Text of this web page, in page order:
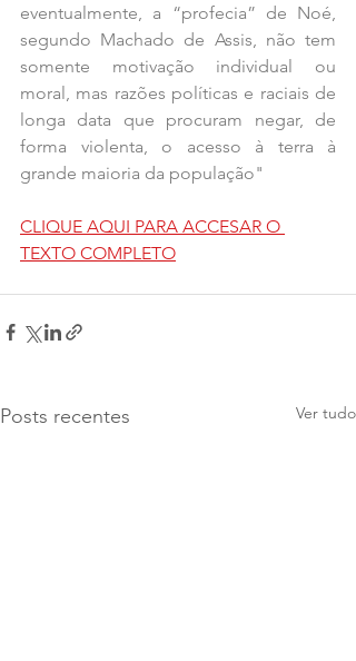
eventualmente, a “profecia” de Noé,
segundo Machado de Assis, não tem
somente motivação individual ou
moral, mas razões políticas e raciais de
longa data que procuram negar, de
forma violenta, o acesso à terra à
grande maioria da população"
CLIQUE AQUI PARA ACCESAR O
TEXTO COMPLETO
Posts recentes Ver tudo